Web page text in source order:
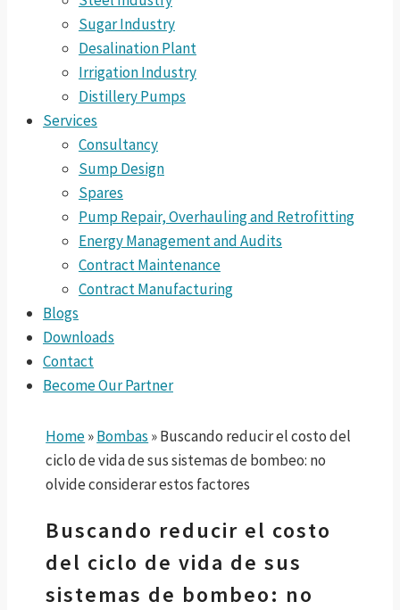
Sugar Industry
Desalination Plant
Irrigation Industry
Distillery Pumps
Services
Consultancy
Sump Design
Spares
Pump Repair, Overhauling and Retrofitting
Energy Management and Audits
Contract Maintenance
Contract Manufacturing
Blogs
Downloads
Contact
Become Our Partner
Home»Bombas »Buscando reducir el costo del
ciclo de vida de sus sistemas de bombeo: no
olvide considerar estos factores
Buscando reducir el costo
del ciclo de vida de sus
sistemas de bombeo: no